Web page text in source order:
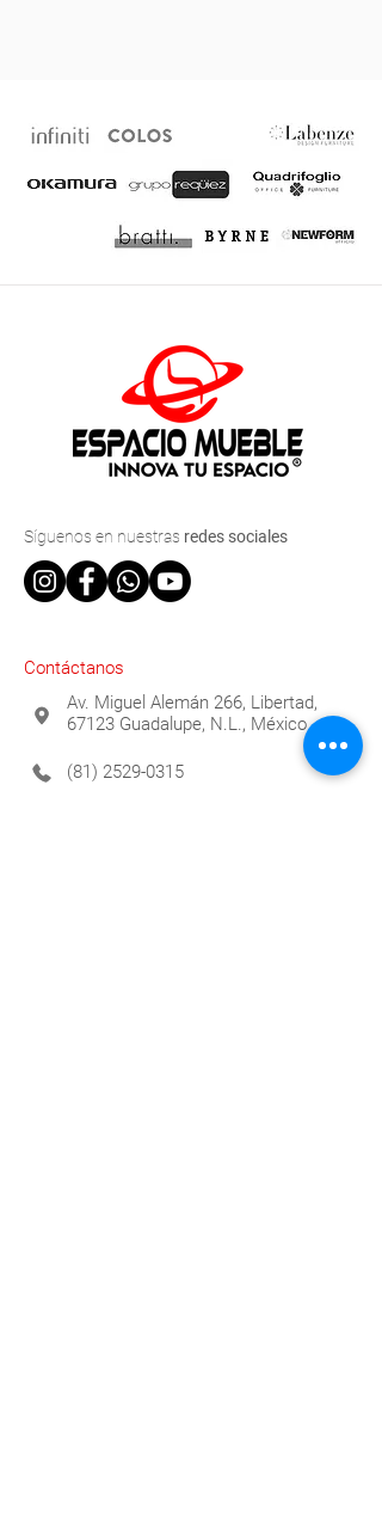
Síguenos en nuestras redes sociales
Contáctanos
Av. Miguel Alemán 266, Libertad,
67123 Guadalupe, N.L., México
(81) 2529-0315